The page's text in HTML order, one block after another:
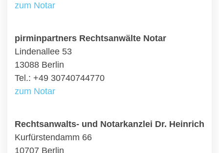
zum Notar
pirminpartners Rechtsanwälte Notar
Lindenallee 53
13088 Berlin
Tel.: +49 30740744770
zum Notar
Rechtsanwalts- und Notarkanzlei Dr. Heinrich
Kurfürstendamm 66
10707 Berlin